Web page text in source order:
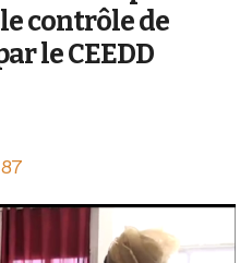
contrôle de
le CEEDD